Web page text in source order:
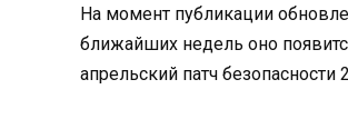
На момент публикации
ближайших недель оно
апрельский патч безопасности